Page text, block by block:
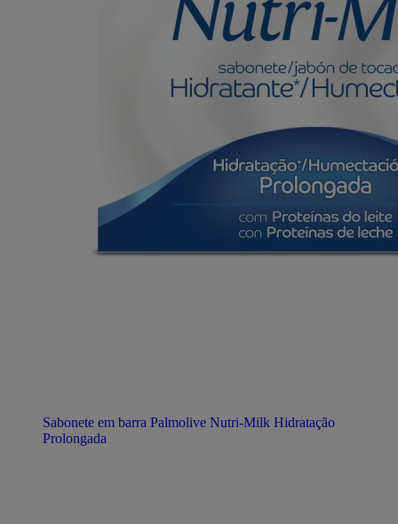
Sabonete em barra Palmolive Nutri-Milk Hidratação
Prolongada